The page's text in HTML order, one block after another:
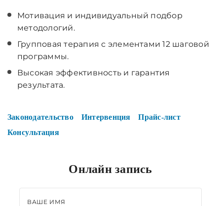
Мотивация и индивидуальный подбор
методологий.
Групповая терапия с элементами 12 шаговой
программы.
Высокая эффективность и гарантия
результата.
Законодательство Интервенция
Прайс-лист
Консультация
Онлайн запись
ВАШЕ ИМЯ